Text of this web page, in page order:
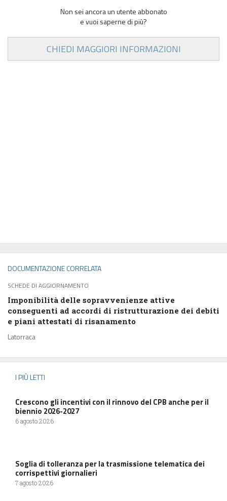
Non sei ancora un utente abbonato
e vuoi saperne di più?
CHIEDI MAGGIORI INFORMAZIONI
DOCUMENTAZIONE CORRELATA
SCHEDE DI AGGIORNAMENTO
Imponibilità delle sopravvenienze attive
conseguenti ad accordi di ristrutturazione dei debiti
e piani attestati di risanamento
Latorraca
I PIÙ LETTI
Crescono gli incentivi con il rinnovo del CPB anche per il
biennio 2026-2027
6 agosto 2026
Soglia di tolleranza per la trasmissione telematica dei
corrispettivi giornalieri
7 agosto 2026